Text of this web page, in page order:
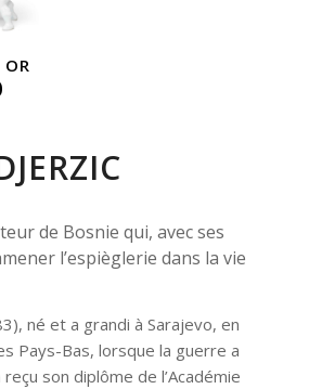
OR
de Bosnie qui, avec ses
l’espièglerie dans la vie
né et a grandi à Sarajevo, en
Pays-Bas, lorsque la guerre a
son diplôme de l’Académie